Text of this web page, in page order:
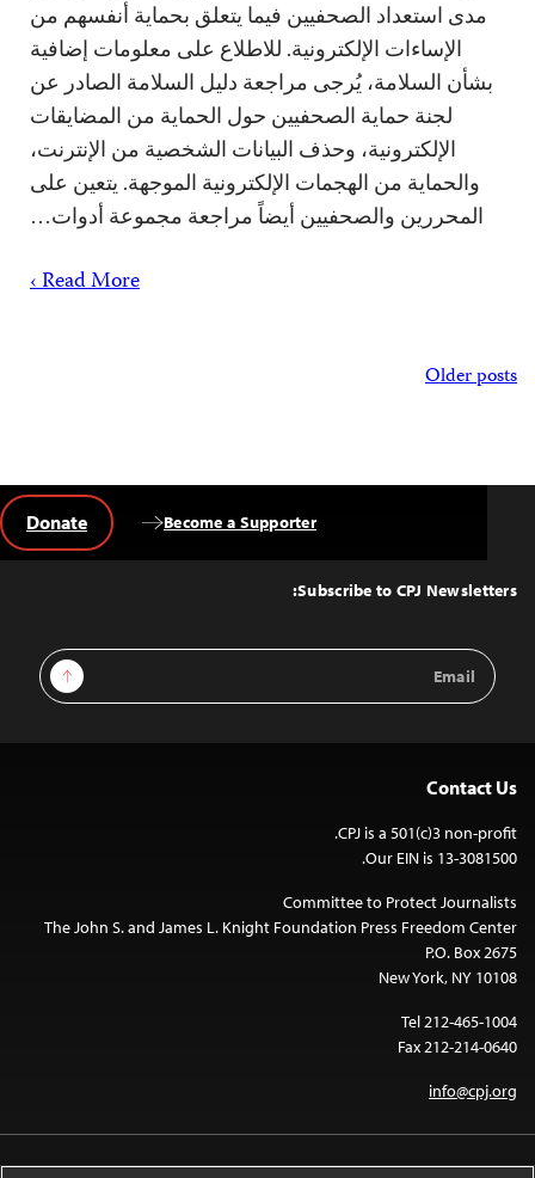
مدى استعداد الصحفيين فيما يتعلق بحماية أنفسهم من
الإساءات الإلكترونية. للاطلاع على معلومات إضافية
بشأن السلامة، يُرجى مراجعة دليل السلامة الصادر عن
لجنة حماية الصحفيين حول الحماية من المضايقات
الإلكترونية، وحذف البيانات الشخصية من الإنترنت،
والحماية من الهجمات الإلكترونية الموجهة. يتعين على
المحررين والصحفيين أيضاً مراجعة مجموعة أدوات…
Read More ›
Posts
Older posts
Top
Subscribe to CPJ Newsletters:
Email
Address
Sign Up
Become a Supporter
Donate
Contact Us
CPJ is a 501(c)3 non-profit.
Our EIN is 13-3081500.
Committee to Protect Journalists
The John S. and James L. Knight Foundation Press Freedom Center
P.O. Box 2675
New York, NY 10108
Tel 212-465-1004
Fax 212-214-0640
info@cpj.org